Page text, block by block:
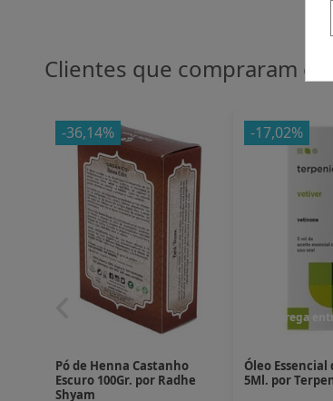
Clientes que compraram
-36,14%
Pó de Henna Castanho
Escuro 100Gr. por Radhe
Shyam
-17,02%
Entrega
Óleo
5Ml. por